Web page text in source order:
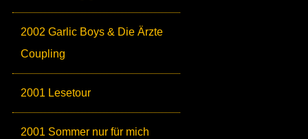
2002 Garlic Boys & Die Ärzte
Coupling
2001 Lesetour
2001 Sommer nur für mich